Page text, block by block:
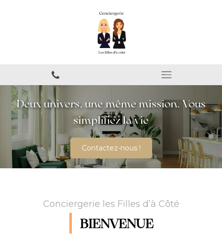
Deux univers, une même mission. Vous
simplifiez la vie
Contactez-nous !
Conciergerie les Filles d’à Côté
BIENVENUE